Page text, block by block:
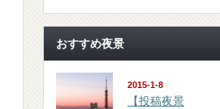
おすすめ夜景
2015-1-8
【投稿夜景